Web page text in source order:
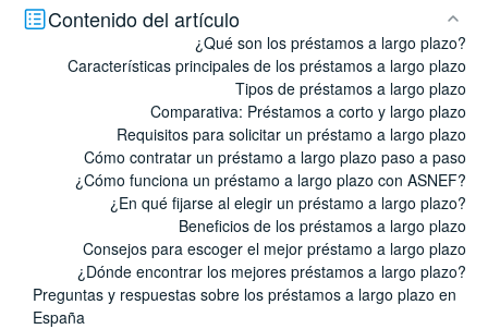
Contenido del artículo
¿Qué son los préstamos a largo plazo?
Características principales de los préstamos a largo plazo
Tipos de préstamos a largo plazo
Comparativa: Préstamos a corto y largo plazo
Requisitos para solicitar un préstamo a largo plazo
Cómo contratar un préstamo a largo plazo paso a paso
¿Cómo funciona un préstamo a largo plazo con ASNEF?
¿En qué fijarse al elegir un préstamo a largo plazo?
Beneficios de los préstamos a largo plazo
Consejos para escoger el mejor préstamo a largo plazo
¿Dónde encontrar los mejores préstamos a largo plazo?
Preguntas y respuestas sobre los préstamos a largo plazo en
España